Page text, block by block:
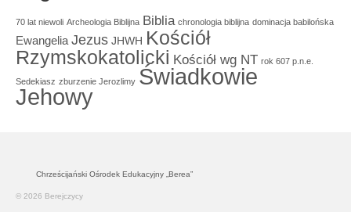
70 lat niewoli Archeologia Biblijna Biblia chronologia biblijna dominacja babilońska
Ewangelia Jezus JHWH Kościół
Rzymskokatolicki Kościół wg NT rok 607 p.n.e.
Sedekiasz zburzenie Jerozlimy Świadkowie
Jehowy
Chrześcijański Ośrodek Edukacyjny „Berea”
© 2026 Berejczycy